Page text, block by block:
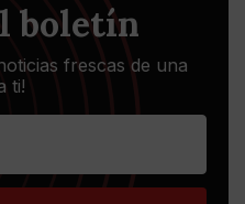
boletín
frescas de una
ti!